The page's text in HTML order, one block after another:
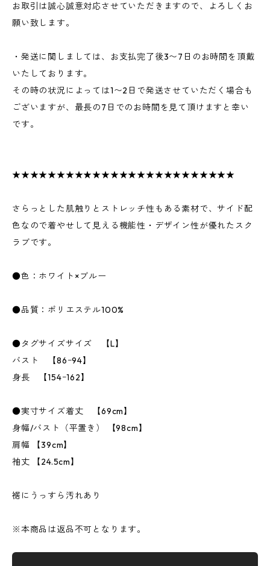
お取引は誠心誠意対応させていただきますので、よろしくお
願い致します。
・発送に関しましては、お支払完了後3〜7日のお時間を頂戴
いたしております。
その時の状況によっては1〜2日で発送させていただく場合も
ございますが、最長の7日でのお時間を見て頂けますと幸い
です。
★★★★★★★★★★★★★★★★★★★★★★★★★
さらっとした肌触りとストレッチ性もある素材で、サイド配
色なので着やせして見える機能性・デザイン性が優れたスク
ラブです。
●色：ホワイト×ブルー
●品質：ポリエステル100%
●タグサイズサイズ 【L】
バスト 【86ｰ94】
身長 【154ｰ162】
●実寸サイズ着丈 【69cm】
身幅/バスト（平置き） 【98cm】
肩幅 【39cm】
袖丈 【24.5cm】
裾にうっすら汚れあり
※本商品は返品不可となります。